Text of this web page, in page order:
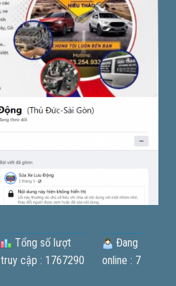
Tổng số lượt
truy cập : 1767290
Đang
online : 7